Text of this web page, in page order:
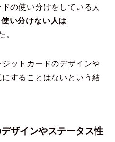
の使い分けをしている人
使い分けない人は
。
ットカードのデザインや
することはないという結
ザインやステータス性